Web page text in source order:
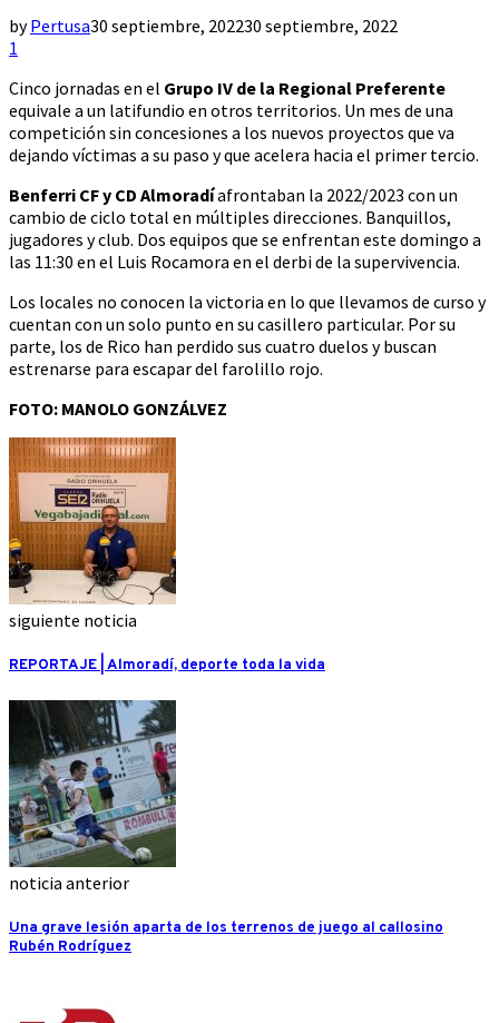
byPertusa30 septiembre, 202230 septiembre, 2022
1
Cinco jornadas en el Grupo IV de la Regional Preferente
equivale a un latifundio en otros territorios. Un mes de una
competición sin concesiones a los nuevos proyectos que va
dejando víctimas a su paso y que acelera hacia el primer tercio.
Benferri CF y CD Almoradíafrontaban la 2022/2023 con un
cambio de ciclo total en múltiples direcciones. Banquillos,
jugadores y club. Dos equipos que se enfrentan este domingo a
las 11:30 en el Luis Rocamora en el derbi de la supervivencia.
Los locales no conocen la victoria en lo que llevamos de curso y
cuentan con un solo punto en su casillero particular. Por su
parte, los de Rico han perdido sus cuatro duelos y buscan
estrenarse para escapar del farolillo rojo.
FOTO: MANOLO GONZÁLVEZ
siguiente noticia
REPORTAJE | Almoradí, deporte toda la vida
noticia anterior
Una grave lesión aparta de los terrenos de juego al callosino
Rubén Rodríguez